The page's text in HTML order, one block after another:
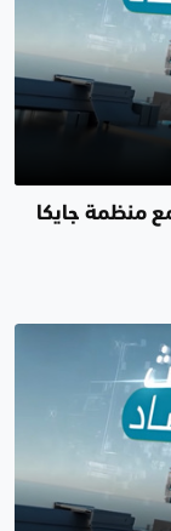
مع منظمة جايكا